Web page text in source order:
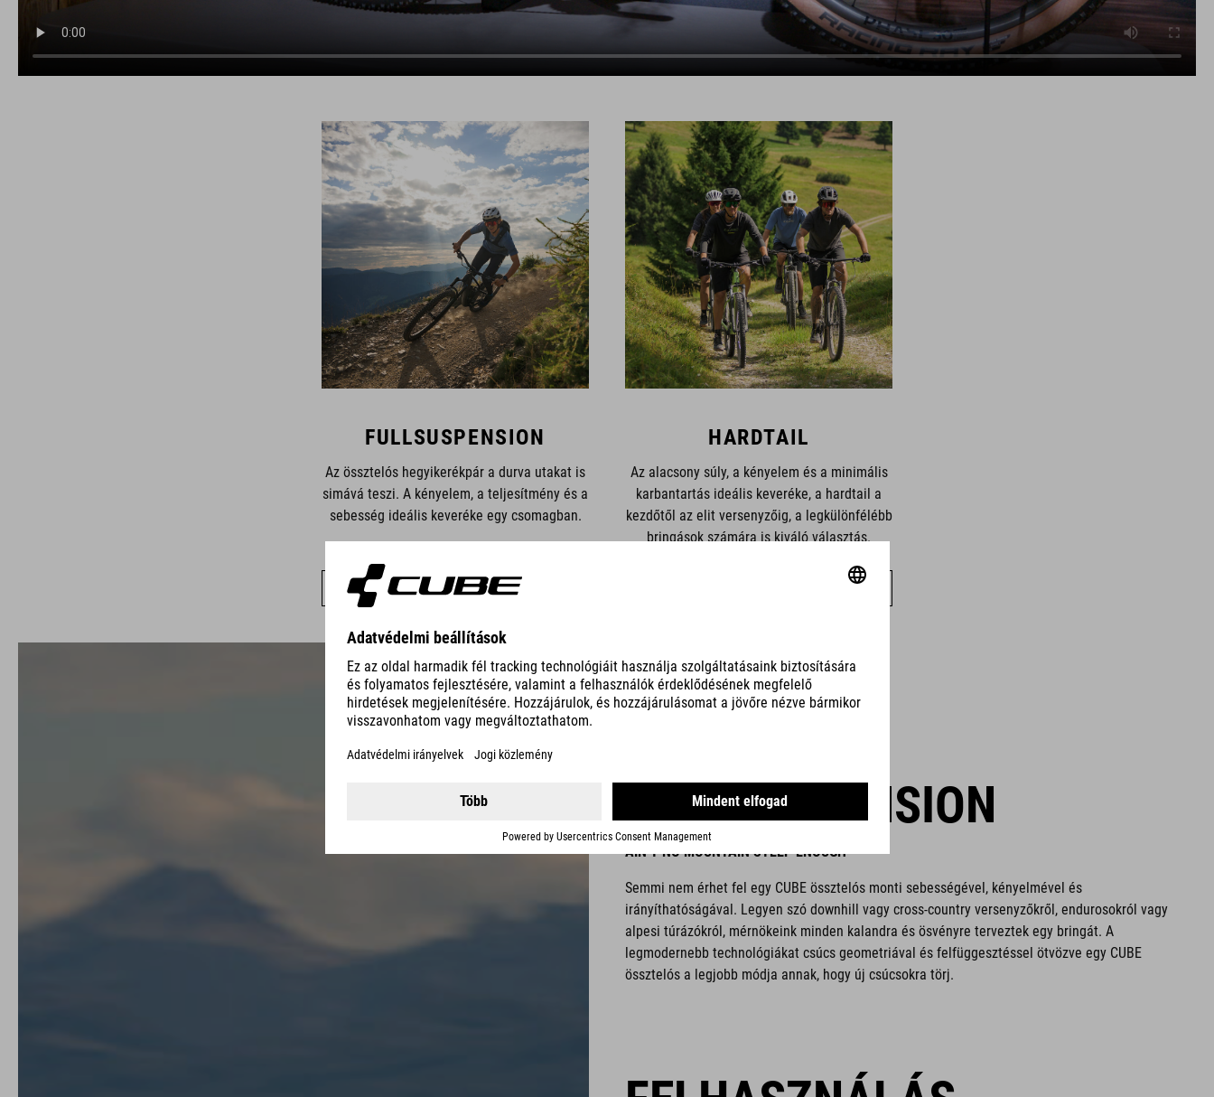
FULLSUSPENSION
Az össztelós hegyikerékpár a durva utakat is
simává teszi. A kényelem, a teljesítmény és a
sebesség ideális keveréke egy csomagban.
MUTASD AZ ÖSSZES BRINGÁT
HARDTAIL
Az alacsony súly, a kényelem és a minimális
karbantartás ideális keveréke, a hardtail a
kezdőtől az elit versenyzőig, a legkülönfélébb
bringások számára is kiváló választás.
FULLSUSPENSION
AIN’T NO MOUNTAIN STEEP ENOUGH
Semmi nem érhet fel egy CUBE össztelós monti sebességével, kényelmével és
irányíthatóságával. Legyen szó downhill vagy cross-country versenyzőkről, endurosokról vagy
alpesi túrázókról, mérnökeink minden kalandra és ösvényre terveztek egy bringát. A
legmodernebb technológiákat csúcs geometriával és felfüggesztéssel ötvözve egy CUBE
össztelós a legjobb módja annak, hogy új csúcsokra törj.